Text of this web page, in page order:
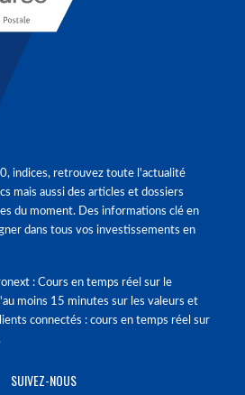
indices, retrouvez toute l'actualité
mais aussi des articles et dossiers
du moment. Des informations clé en
dans tous vos investissements en
: Cours en temps réel sur le
moins 15 minutes sur les valeurs et
connectés : cours en temps réel sur
SUIVEZ-NOUS